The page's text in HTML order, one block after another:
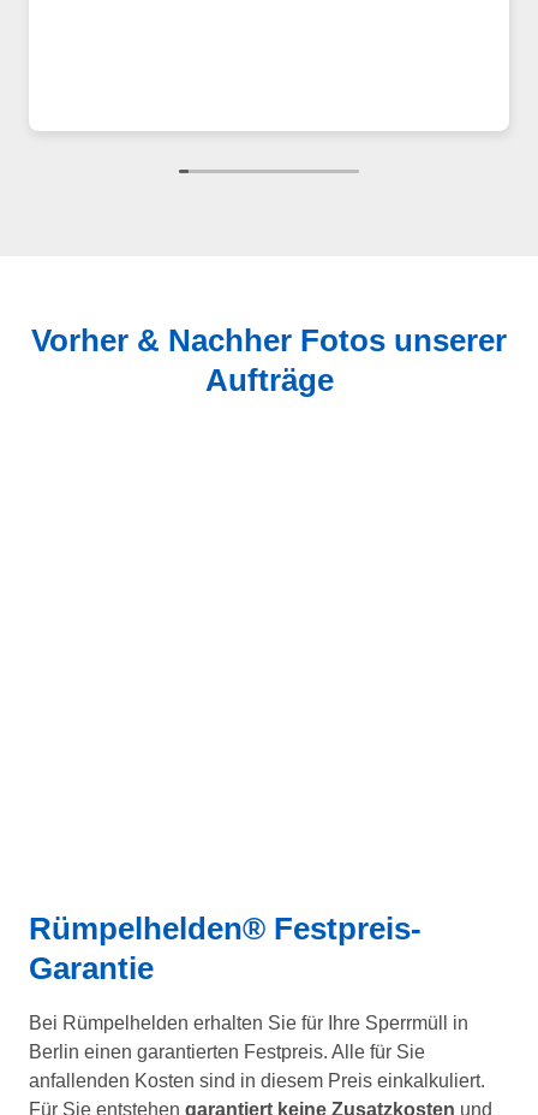
Vorher & Nachher Fotos unserer
Aufträge
Rümpelhelden® Festpreis-
Garantie
Bei Rümpelhelden erhalten Sie für Ihre Sperrmüll in
Berlin einen garantierten Festpreis. Alle für Sie
anfallenden Kosten sind in diesem Preis einkalkuliert.
Für Sie entstehen garantiert keine Zusatzkosten und